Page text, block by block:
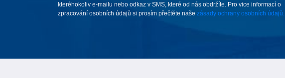
kteréhokoliv e-mailu nebo odkaz v SMS, které od nás obdržíte. Pro vice informací o
zpracování osobních údajů si prosím přečtěte naše zásady ochrany osobních údajů.